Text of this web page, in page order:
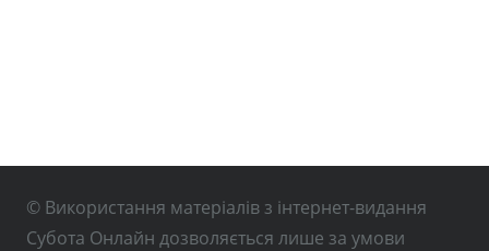
© Використання матеріалів з інтернет-видання
Субота Онлайн дозволяється лише за умови